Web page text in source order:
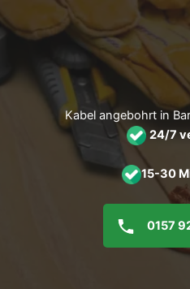
Inhalt
Kabel angebohrt in
24/7
15-30
0157